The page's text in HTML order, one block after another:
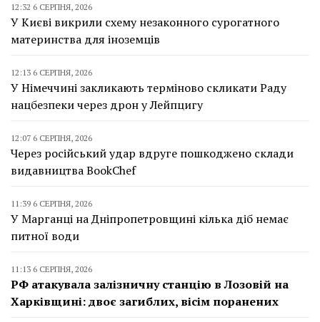
12:32 6 СЕРПНЯ, 2026
У Києві викрили схему незаконного сурогатного
материнства для іноземців
12:13 6 СЕРПНЯ, 2026
У Німеччині закликають терміново скликати Раду
нацбезпеки через дрон у Лейпцигу
12:07 6 СЕРПНЯ, 2026
Через російський удар вдруге пошкоджено склади
видавництва BookChef
11:39 6 СЕРПНЯ, 2026
У Марганці на Дніпропетровщині кілька діб немає
питної води
11:13 6 СЕРПНЯ, 2026
РФ атакувала залізничну станцію в Лозовій на
Харківщині: двоє загиблих, вісім поранених